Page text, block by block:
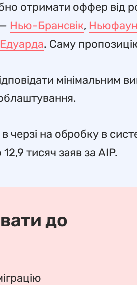
отримати оффер від
Нью-Брансвік,
. Саму
мінімальним
черзі на обробку в
тисяч заяв за AIP.
до